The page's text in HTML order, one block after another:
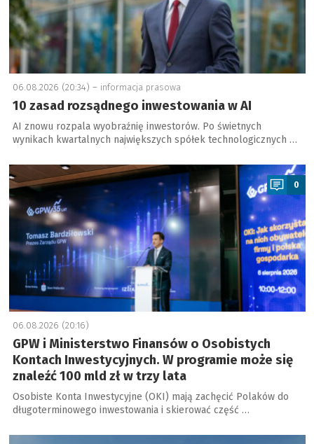
06.08.2026 (20:34) – informacja prasowa
10 zasad rozsądnego inwestowania w AI
AI znowu rozpala wyobraźnię inwestorów. Po świetnych
wynikach kwartalnych największych spółek technologicznych …
a
0
06.08.2026 (20:16)
GPW i Ministerstwo Finansów o Osobistych
Kontach Inwestycyjnych. W programie może się
znaleźć 100 mld zł w trzy lata
Osobiste Konta Inwestycyjne (OKI) mają zachęcić Polaków do
długoterminowego inwestowania i skierować część …
a